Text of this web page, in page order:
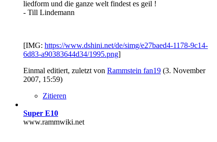
liedform und die ganze welt findest es geil !
- Till Lindemann
[IMG: https://www.dshini.net/de/simg/e27baed4-1178-9c14-
6d83-a90383644d34/1995.png]
Einmal editiert, zuletzt von Rammstein fan19 (3. November
2007, 15:59)
Zitieren
Super E10
www.rammwiki.net